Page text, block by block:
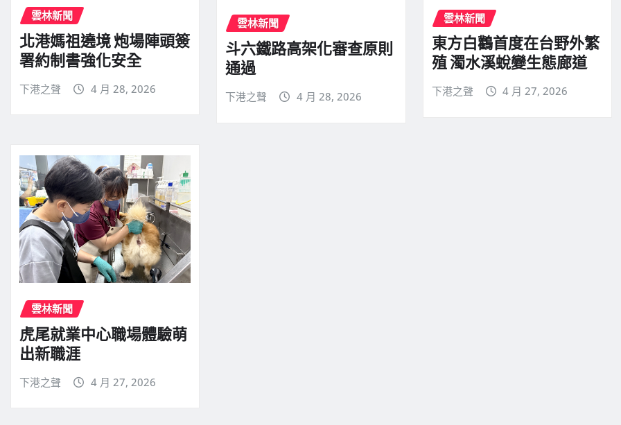
雲林新聞
北港媽祖遶境 炮場陣頭簽
署約制書強化安全
下港之聲 4 月 28, 2026
雲林新聞
斗六鐵路高架化審查原則
通過
下港之聲 4 月 28, 2026
雲林新聞
東方白鸛首度在台野外繁
殖 濁水溪蛻變生態廊道
下港之聲 4 月 27, 2026
雲林新聞
虎尾就業中心職場體驗萌
出新職涯
下港之聲 4 月 27, 2026